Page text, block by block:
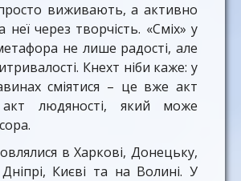
виживають, а активно
неї через творчість. «Сміх» у
не лише радості, але
Кнехт ніби каже: у
сміятися – це вже акт
людяності, який може
в Харкові, Донецьку,
Києві та на Волині. У